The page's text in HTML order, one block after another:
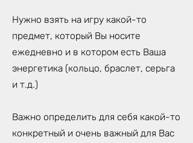
Нужно взять на игру какой-то
предмет, который Вы носите
ежедневно и в котором есть Ваша
энергетика (кольцо, браслет, серьга
и т.д.)
Важно определить для себя какой-то
конкретный и очень важный для Вас